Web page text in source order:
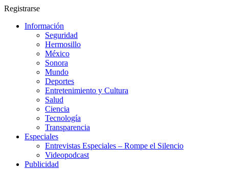
Registrarse
Información
Seguridad
Hermosillo
México
Sonora
Mundo
Deportes
Entretenimiento y Cultura
Salud
Ciencia
Tecnología
Transparencia
Especiales
Entrevistas Especiales – Rompe el Silencio
Videopodcast
Publicidad